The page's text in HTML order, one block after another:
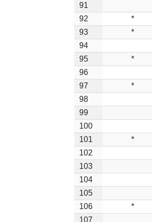
91
92
*
93
*
94
95
*
96
97
*
98
99
100
101
*
102
103
104
105
106
*
107